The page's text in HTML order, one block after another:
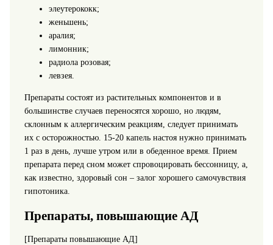
элеутерококк;
женьшень;
аралия;
лимонник;
радиола розовая;
левзея.
Препараты состоят из растительных компонентов и в
большинстве случаев переносятся хорошо, но людям,
склонным к аллергическим реакциям, следует принимать
их с осторожностью. 15-20 капель настоя нужно принимать
1 раз в день, лучше утром или в обеденное время. Прием
препарата перед сном может спровоцировать бессонницу, а,
как известно, здоровый сон – залог хорошего самочувствия
гипотоника.
Препараты, повышающие АД
[Препараты повышающие АД]